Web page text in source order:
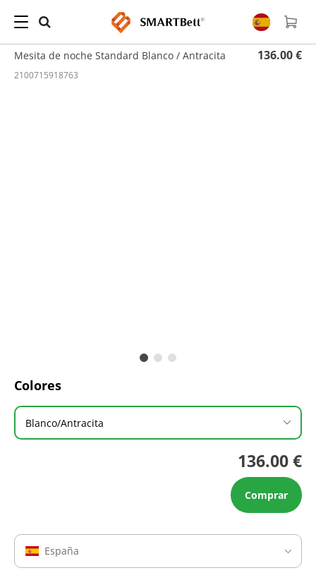
Hogar Mesita de noche / Mesita de noche Standard Blanco / Antracita
Mesita de noche Standard Blanco / Antracita 136.00 €
2100715918763
136.00 €
Comprar
Colores
Blanco/Antracita
España